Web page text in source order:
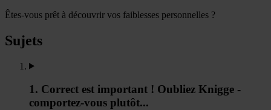
Êtes-vous prêt à découvrir vos faiblesses personnelles ?
Sujets
1. Correct est important ! Oubliez Knigge -
comportez-vous plutôt...